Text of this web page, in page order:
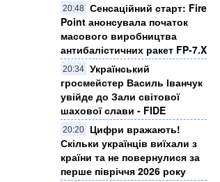
20:48 Сенсаційний старт: Fire
Point анонсувала початок
масового виробництва
антибалістичних ракет FP-7.X
20:34 Український
гросмейстер Василь Іванчук
увійде до Зали світової
шахової слави - FIDE
20:20
Цифри вражають!
Скільки українців виїхали з
країни та не повернулися за
перше півріччя 2026 року